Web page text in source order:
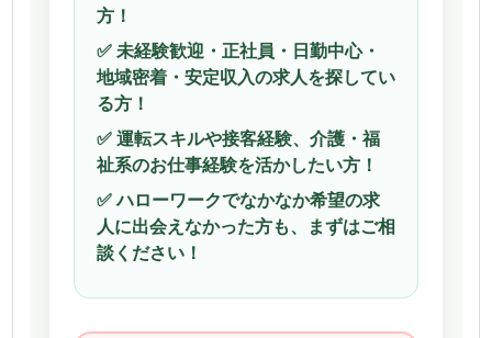
方！
✅ 未経験歓迎・正社員・日勤中心・
地域密着・安定収入の求人を探してい
る方！
✅ 運転スキルや接客経験、介護・福
祉系のお仕事経験を活かしたい方！
✅ ハローワークでなかなか希望の求
人に出会えなかった方も、まずはご相
談ください！